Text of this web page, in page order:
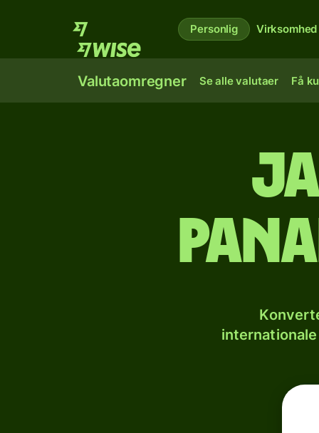
Personlig Virksomhed
Valutaomregner Se alle valutaer Få